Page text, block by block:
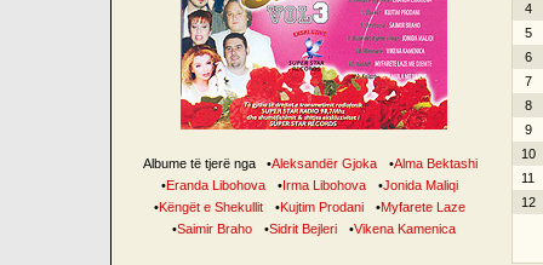
Albume të tjerë nga •Aleksandër Gjoka •Alma Bektashi
•Eranda Libohova •Irma Libohova •Jonida Maliqi
•Këngët e Shekullit •Kujtim Prodani •Myfarete Laze
•Saimir Braho •Sidrit Bejleri •Vikena Kamenica
4
5
6
7
8
9
10
11
12